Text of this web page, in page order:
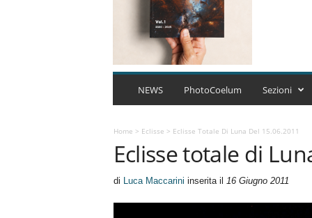
C
u
m
A
t
r
NEWS PhotoCoelum Sezioni
Home > Eclisse > Eclisse Totale Di Luna Del 15.06.2011
Eclisse totale di
di Luca Maccarini inserita il 16 Giugno 2011